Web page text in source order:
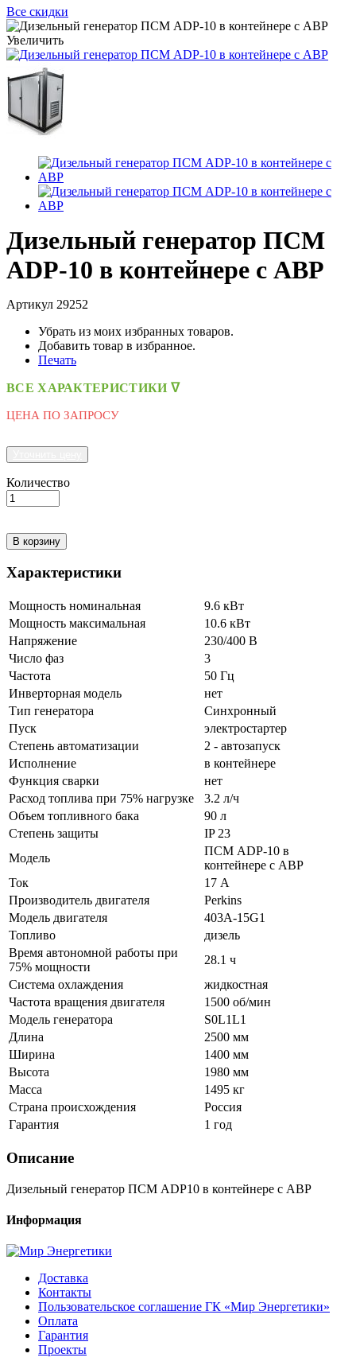
Все скидки
Увеличить
Дизельный генератор ПСМ
ADP-10 в контейнере с АВР
Артикул 29252
Убрать из моих избранных товаров.
Добавить товар в избранное.
Печать
ВСЕ ХАРАКТЕРИСТИКИ ᐁ
ЦЕНА ПО ЗАПРОСУ
Количество
В корзину
Характеристики
Мощность номинальная
9.6 кВт
Мощность максимальная
10.6 кВт
Напряжение
230/400 В
Число фаз
3
Частота
50 Гц
Инверторная модель
нет
Тип генератора
Синхронный
Пуск
электростартер
Степень автоматизации
2 - автозапуск
Исполнение
в контейнере
Функция сварки
нет
Расход топлива при 75% нагрузке
3.2 л/ч
Объем топливного бака
90 л
Степень защиты
IP 23
Модель
ПСМ ADP-10 в
контейнере с АВР
Ток
17 А
Производитель двигателя
Perkins
Модель двигателя
403A-15G1
Топливо
дизель
Время автономной работы при
75% мощности
28.1 ч
Система охлаждения
жидкостная
Частота вращения двигателя
1500 об/мин
Модель генератора
S0L1L1
Длина
2500 мм
Ширина
1400 мм
Высота
1980 мм
Масса
1495 кг
Страна происхождения
Россия
Гарантия
1 год
Описание
Дизельный генератор ПСМ ADP10 в контейнере с АВР
Информация
Доставка
Контакты
Пользовательское соглашение ГК «Мир Энергетики»
Оплата
Гарантия
Проекты